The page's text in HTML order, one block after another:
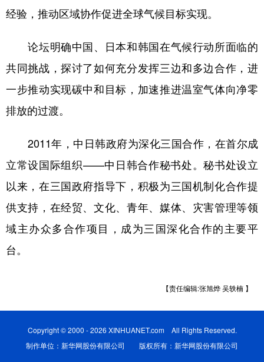
English Español Français
Deutsch Português
经验，推动区域协作促进全球气候目标实现。
论坛明确中国、日本和韩国在气候行动所面临的
共同挑战，探讨了如何充分发挥三边和多边合作，进
一步推动实现碳中和目标，加速推进温室气体向净零
排放的过渡。
2011年，中日韩政府为深化三国合作，在首尔成
立常设国际组织——中日韩合作秘书处。秘书处设立
以来，在三国政府指导下，积极为三国机制化合作提
供支持，在经贸、文化、青年、媒体、灾害管理等领
域主办众多合作项目，成为三国深化合作的主要平
台。
【责任编辑:张旭烨 吴轶楠 】
Copyright © 2000 - 2026 XINHUANET.com All Rights Reserved.
制作单位：新华网股份有限公司 版权所有：新华网股份有限公司